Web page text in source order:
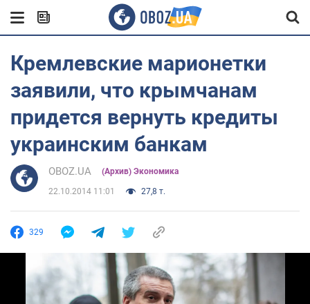
Кремлевские марионетки
заявили, что крымчанам
придется вернуть кредиты
украинским банкам
OBOZ.UA (Архив) Экономика
22.10.2014 11:01 27,8 т.
329